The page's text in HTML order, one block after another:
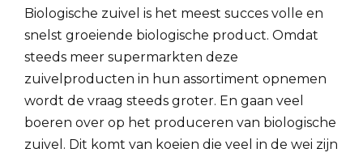
Biologische zuivel is het meest succes volle en
snelst groeiende biologische product. Omdat
steeds meer supermarkten deze
zuivelproducten in hun assortiment opnemen
wordt de vraag steeds groter. En gaan veel
boeren over op het produceren van biologische
zuivel. Dit komt van koeien die veel in de wei zijn